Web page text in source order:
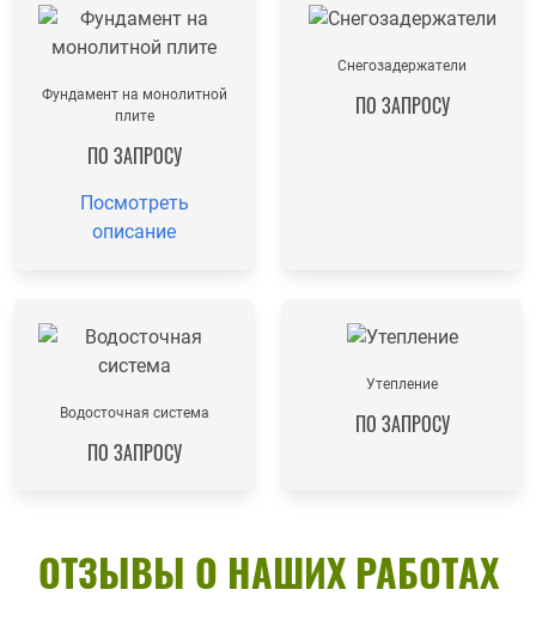
Фундамент на монолитной
плите
ПО ЗАПРОСУ
Посмотреть
описание
Снегозадержатели
ПО ЗАПРОСУ
Водосточная система
ПО ЗАПРОСУ
Утепление
ПО ЗАПРОСУ
ОТЗЫВЫ О НАШИХ РАБОТАХ